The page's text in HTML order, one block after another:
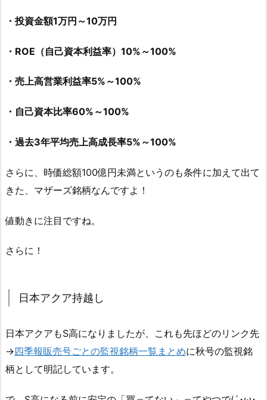
・投資金額1万円～10万円
・ROE（自己資本利益率）10%～100%
・売上高営業利益率5%～100%
・自己資本比率60%～100%
・過去3年平均売上高成長率5%～100%
さらに、時価総額100億円未満というのも条件に加えて出て
きた、マザーズ銘柄なんですよ！
値動きに注目ですね。
さらに！
日本アクア持越し
日本アクアもS高になりましたが、これも先ほどのリンク先
→四季報販売号ごとの監視銘柄一覧まとめに秋号の監視銘
柄として明記しています。